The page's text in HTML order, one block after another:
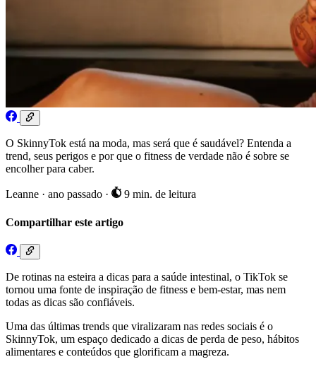
O SkinnyTok está na moda, mas será que é saudável? Entenda a
trend, seus perigos e por que o fitness de verdade não é sobre se
encolher para caber.
Leanne · ano passado · 9 min. de leitura
Compartilhar este artigo
De rotinas na esteira a dicas para a saúde intestinal, o TikTok se
tornou uma fonte de inspiração de fitness e bem-estar, mas nem
todas as dicas são confiáveis.
Uma das últimas trends que viralizaram nas redes sociais é o
SkinnyTok, um espaço dedicado a dicas de perda de peso, hábitos
alimentares e conteúdos que glorificam a magreza.